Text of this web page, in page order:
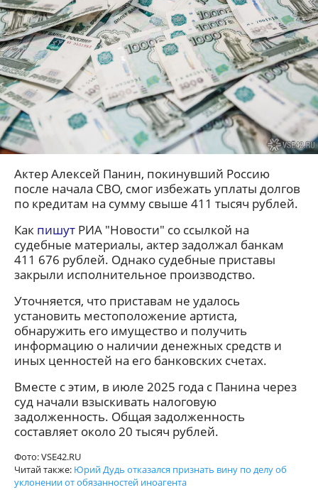
Актер Алексей Панин, покинувший Россию
после начала СВО, смог избежать уплаты долгов
по кредитам на сумму свыше 411 тысяч рублей.
Как пишут РИА "Новости" со ссылкой на
судебные материалы, актер задолжал банкам
411 676 рублей. Однако судебные приставы
закрыли исполнительное производство.
Уточняется, что приставам не удалось
установить местоположение артиста,
обнаружить его имущество и получить
информацию о наличии денежных средств и
иных ценностей на его банковских счетах.
Вместе с этим, в июле 2025 года с Панина через
суд начали взыскивать налоговую
задолженность. Общая задолженность
составляет около 20 тысяч рублей.
Фото: VSE42.RU
Читай также: Юрий Дудь отказался признать вину по делу об
уклонении от обязанностей иноагента